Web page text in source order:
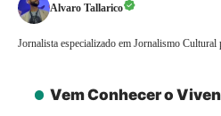
Alvaro Tallarico
Jornalista especializado em Jornalismo Cultural
Vem Conhecer o